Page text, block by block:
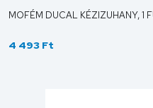
MOFÉM DUCAL KÉZIZUHANY,
4 493 Ft